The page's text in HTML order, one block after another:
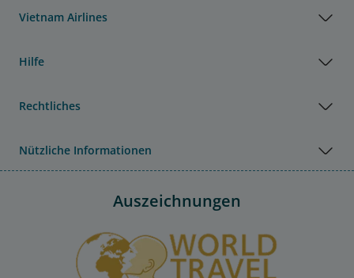
Vietnam Airlines
Hilfe
Rechtliches
Nützliche Informationen
Auszeichnungen